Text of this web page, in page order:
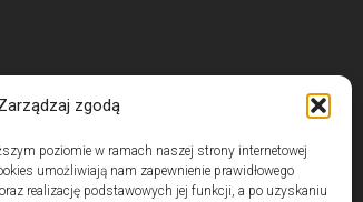
zgodą
poziomie w ramach naszej strony internetowej
umożliwiają nam zapewnienie prawidłowego
realizację podstawowych jej funkcji, a po uzyskaniu